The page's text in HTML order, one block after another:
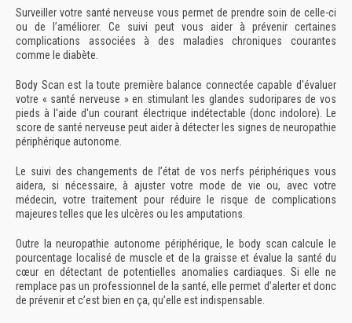
Surveiller votre santé nerveuse vous permet de prendre soin de celle-ci
ou de l’améliorer. Ce suivi peut vous aider à prévenir certaines
complications associées à des maladies chroniques courantes
comme le diabète.
Body Scan est la toute première balance connectée capable d'évaluer
votre « santé nerveuse » en stimulant les glandes sudoripares de vos
pieds à l'aide d'un courant électrique indétectable (donc indolore). Le
score de santé nerveuse peut aider à détecter les signes de neuropathie
périphérique autonome.
Le suivi des changements de l’état de vos nerfs périphériques vous
aidera, si nécessaire, à ajuster votre mode de vie ou, avec votre
médecin, votre traitement pour réduire le risque de complications
majeures telles que les ulcères ou les amputations.
Outre la neuropathie autonome périphérique, le body scan calcule le
pourcentage localisé de muscle et de la graisse et évalue la santé du
cœur en détectant de potentielles anomalies cardiaques. Si elle ne
remplace pas un professionnel de la santé, elle permet d’alerter et donc
de prévenir et c’est bien en ça, qu’elle est indispensable.